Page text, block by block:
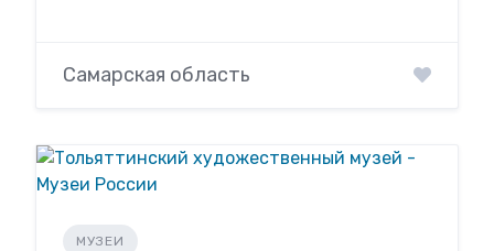
Самарская область
МУЗЕИ